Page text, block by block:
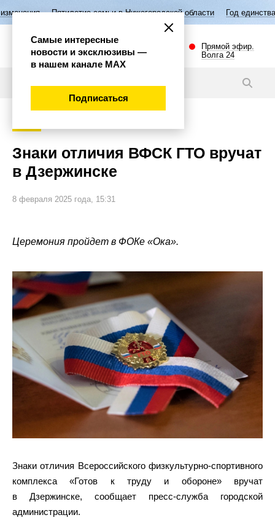
семьи в Нижегородской области Год единства народов России
Прямой эфир.
Волга 24
Знаки отличия ВФСК ГТО вручат
в Дзержинске
8 февраля 2025 года, 15:31
Церемония пройдет в ФОКе «Ока».
Знаки отличия Всероссийского физкультурно-спортивного
комплекса «Готов к труду и обороне» вручат
в Дзержинске, сообщает пресс-служба городской
администрации.
Самые интересные
новости и эксклюзивы —
в нашем канале МАХ
Подписаться